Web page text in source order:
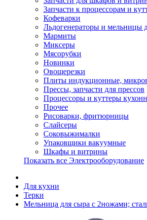
Запчасти к процессорам и
Кофеварки
Льдогенераторы и мельницы
Мармиты
Миксеры
Мясорубки
Новинки
Овощерезки
Плиты индукционные,
Прессы, запчасти для прессов
Процессоры и куттеры
Прочее
Рисоварки, фритюрницы
Слайсеры
Соковыжималки
Упаковщики вакуумные
Шкафы и витрины
Показать все Электрооборудование
Для кухни
Терки
Мельница для сыра с 2ножами;